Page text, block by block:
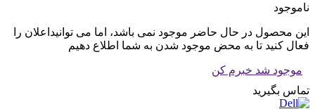
ناموجود
این محصول در حال حاضر موجود نمی باشد، اما می توانیداعلان را
فعال کنید تا به محض موجود شدن به شما اطلاع دهیم
موجود شد خبرم کن
تماس بگیرید